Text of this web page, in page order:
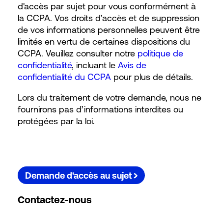
d'accès par sujet pour vous conformément à
la CCPA. Vos droits d’accès et de suppression
de vos informations personnelles peuvent être
limités en vertu de certaines dispositions du
CCPA. Veuillez consulter notre politique de
confidentialité, incluant le Avis de
confidentialité du CCPApour plus de détails.
Lors du traitement de votre demande, nous ne
fournirons pas d’informations interdites ou
protégées par la loi.
Demande d'accès au sujet
Contactez-nous